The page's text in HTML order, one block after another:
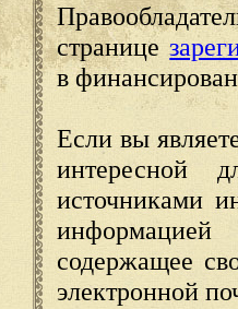
странице
в
Если вы
интересной
источниками
содержащее
электронной